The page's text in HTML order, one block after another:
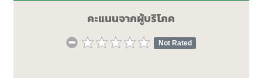
คะแนนจากผู้บริโภค
Not Rated